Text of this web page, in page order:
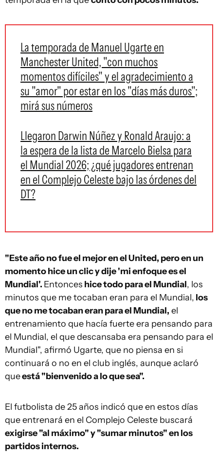
La temporada de Manuel Ugarte en
Manchester United, "con muchos
momentos difíciles" y el agradecimiento a
su "amor" por estar en los "días más duros";
mirá sus números
Llegaron Darwin Núñez y Ronald Araujo: a
la espera de la lista de Marcelo Bielsa para
el Mundial 2026; ¿qué jugadores entrenan
en el Complejo Celeste bajo las órdenes del
DT?
"Este año no fue el mejor en el United, pero en un
momento hice un clic y dije 'mi enfoque es el
Mundial'. Entonces hice todo para el Mundial, los
minutos que me tocaban eran para el Mundial, los
que no me tocaban eran para el Mundial, el
entrenamiento que hacía fuerte era pensando para
el Mundial, el que descansaba era pensando para el
Mundial", afirmó Ugarte, que no piensa en si
continuará o no en el club inglés, aunque aclaró
queestá "bienvenido a lo que sea".
El futbolista de 25 años indicó que en estos días
que entrenará en el Complejo Celeste buscará
exigirse "al máximo" y "sumar minutos" en los
partidos internos.